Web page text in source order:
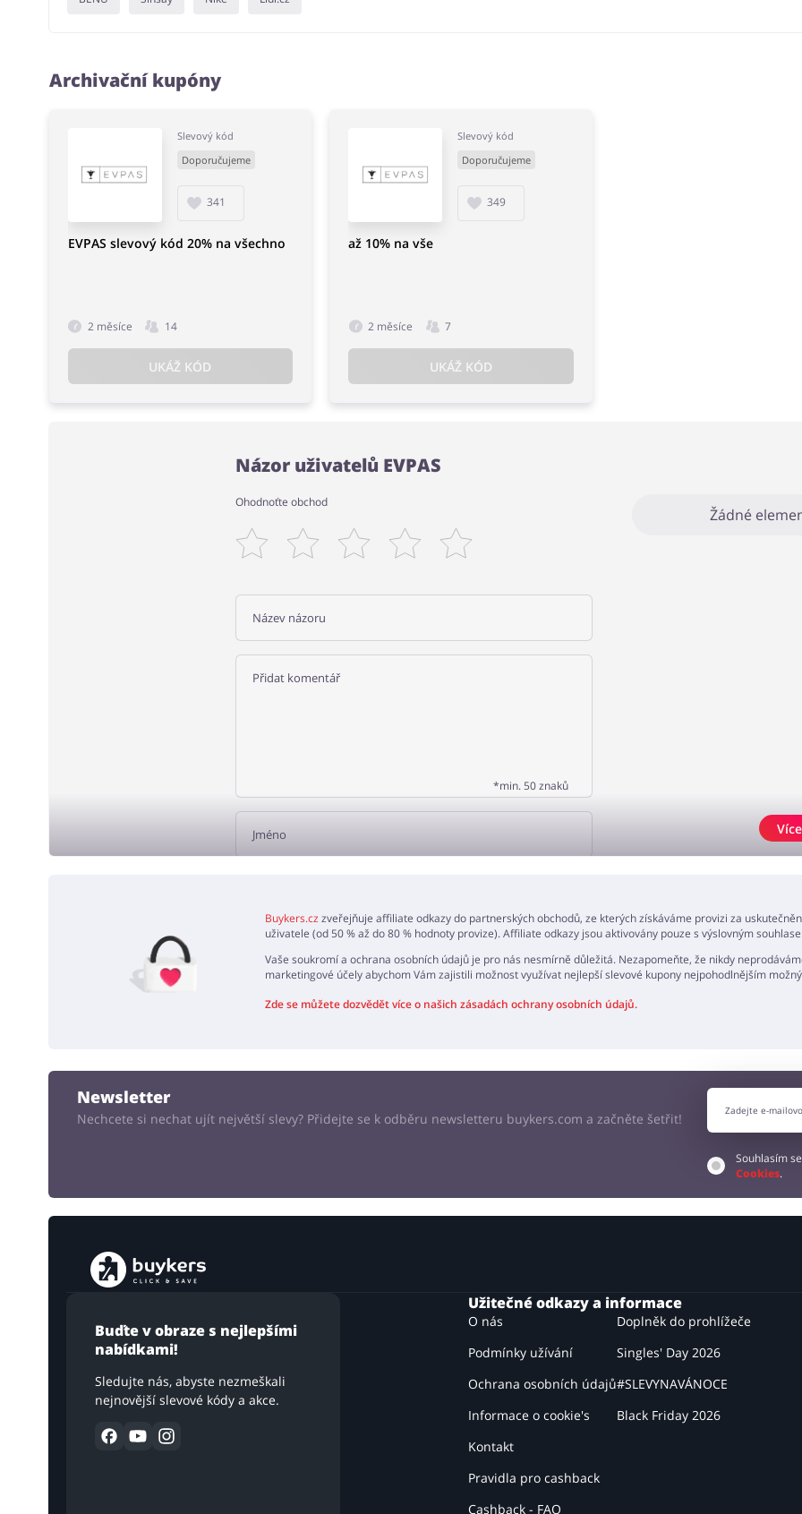
Archivační kupóny
Slevový kód
Doporučujeme
341
EVPAS slevový kód 20% na všechno
2 měsíce 14
UKÁŽ KÓD
Slevový kód
Doporučujeme
349
až 10% na vše
2 měsíce 7
UKÁŽ KÓD
Názor uživatelů EVPAS
Ohodnoťte obchod
*min. 50 znaků
Žádné
Více
Buykers.cz zveřejňuje affiliate odkazy do partnerských obchodů, ze kterých získáváme provizi za
uživatele (od 50 % až do 80 % hodnoty provize). Affiliate odkazy jsou aktivovány pouze s výslovným
Vaše soukromí a ochrana osobních údajů je pro nás nesmírně důležitá. Nezapomeňte, že nikdy
marketingové účely abychom Vám zajistili možnost využívat nejlepší slevové kupony nejpohodlnějším
Zde se můžete dozvědět více o našich zásadách ochrany osobních údajů.
Newsletter
Nechcete si nechat ujít největší slevy? Přidejte se k odběru newsletteru buykers.com a začněte šetřit!
Souhlasím
Cookies.
Buďte v obraze s nejlepšími
nabídkami!
Sledujte nás, abyste nezmeškali
nejnovější slevové kódy a akce.
Užitečné odkazy a informace
O nás
Podmínky užívání
Ochrana osobních údajů
Informace o cookie's
Kontakt
Pravidla pro cashback
Cashback - FAQ
Doplněk do prohlížeče
Singles' Day 2026
#SLEVYNAVÁNOCE
Black Friday 2026